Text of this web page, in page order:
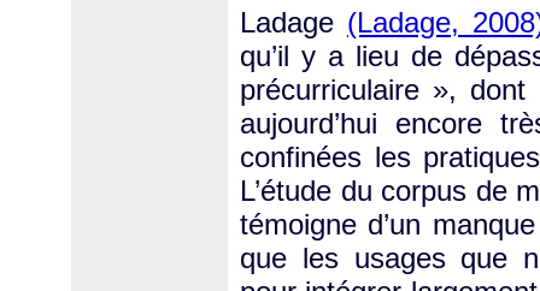
Ladage (Ladage,
qu’il y a lieu de
précurriculaire », dont
aujourd’hui encore
confinées les
L’étude du corpus de
témoigne d’un
que les usages que